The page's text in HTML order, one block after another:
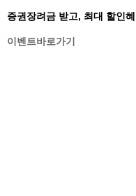
증권장려금 받고, 최대 할인
이벤트바로가기